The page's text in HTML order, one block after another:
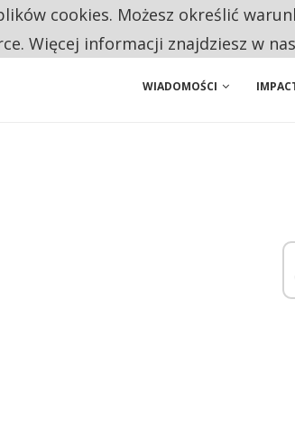
62 ZGŁOSZENIA. WIELU KANDYDATÓW NIE
WIADOMOŚCI
cookies. Możesz określić
Więcej informacji znajdziesz w